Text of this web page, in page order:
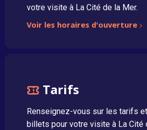
votre visite à La Cité de la Mer.
Voir les horaires d'ouverture
Tarifs
Renseignez-vous sur les tarifs
billets pour votre visite à La Cité